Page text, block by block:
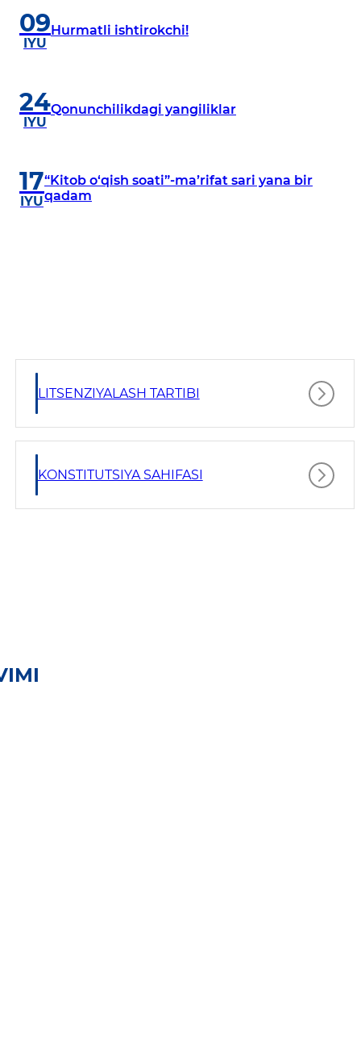
09
IYU
Hurmatli ishtirokchi!
24
IYU
Qonunchilikdagi yangiliklar
17
IYU
“Kitob o‘qish soati”-maʼrifat sari yana bir
qadam
LITSENZIYALASH TARTIBI
KONSTITUTSIYA SAHIFASI